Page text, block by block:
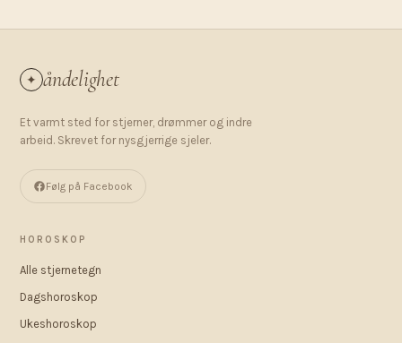
✦ åndelighet
Et varmt sted for stjerner, drømmer og indre
arbeid. Skrevet for nysgjerrige sjeler.
Følg på Facebook
HOROSKOP
Alle stjernetegn
Dagshoroskop
Ukeshoroskop